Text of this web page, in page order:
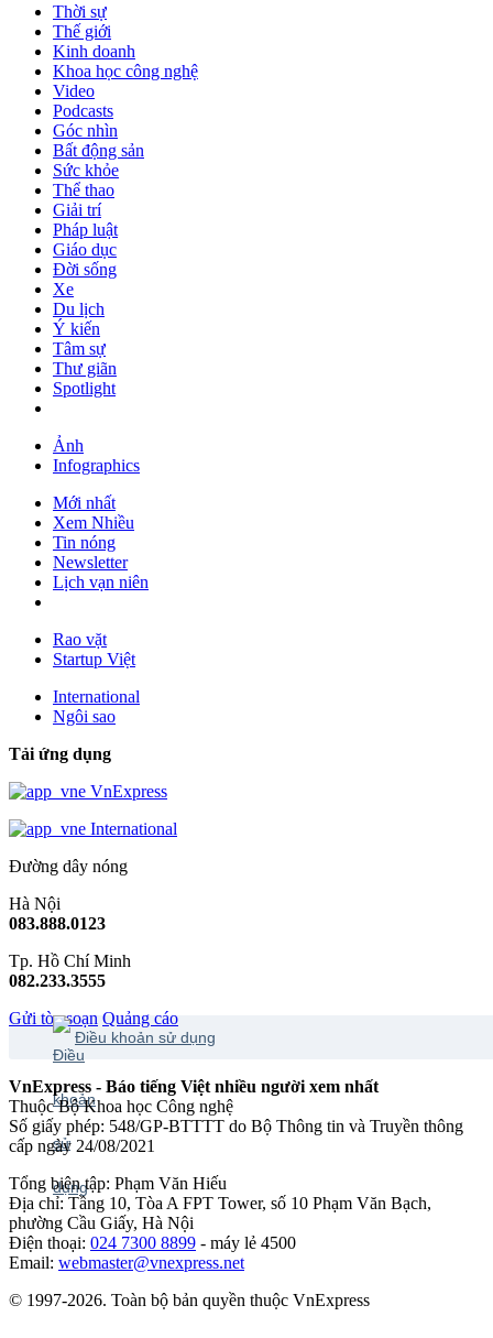
Thời sự
Thế giới
Kinh doanh
Khoa học công nghệ
Video
Podcasts
Góc nhìn
Bất động sản
Sức khỏe
Thể thao
Giải trí
Pháp luật
Giáo dục
Đời sống
Xe
Du lịch
Ý kiến
Tâm sự
Thư giãn
Spotlight
Ảnh
Infographics
Mới nhất
Xem Nhiều
Tin nóng
Newsletter
Lịch vạn niên
Rao vặt
Startup Việt
International
Ngôi sao
Tải ứng dụng
VnExpress
International
Đường dây nóng
Hà Nội
083.888.0123
Tp. Hồ Chí Minh
082.233.3555
Gửi tòa soạn Quảng cáo
Điều khoản sử dụng
VnExpress - Báo tiếng Việt nhiều người xem nhất
Thuộc Bộ Khoa học Công nghệ
Số giấy phép: 548/GP-BTTTT do Bộ Thông tin và Truyền thông
cấp ngày 24/08/2021
Tổng biên tập: Phạm Văn Hiếu
Địa chỉ: Tầng 10, Tòa A FPT Tower, số 10 Phạm Văn Bạch,
phường Cầu Giấy, Hà Nội
Điện thoại: 024 7300 8899 - máy lẻ 4500
Email: webmaster@vnexpress.net
© 1997-2026. Toàn bộ bản quyền thuộc VnExpress